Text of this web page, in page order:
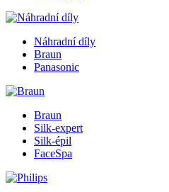
Náhradní díly
Braun
Panasonic
Braun
Silk-expert
Silk-épil
FaceSpa